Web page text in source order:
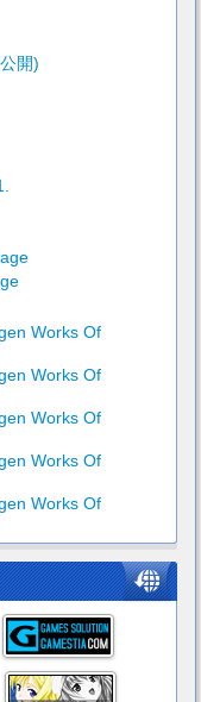
開)
Works Of
Works Of
Works Of
Works Of
Works Of